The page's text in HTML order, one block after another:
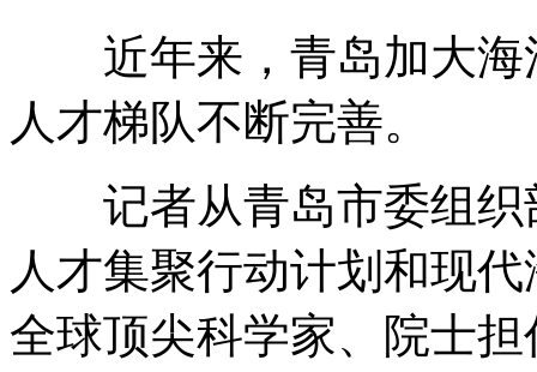
近年来，青岛加大海
人才梯队不断完善。
记者从青岛市委组织
人才集聚行动计划和现
全球顶尖科学家、院士